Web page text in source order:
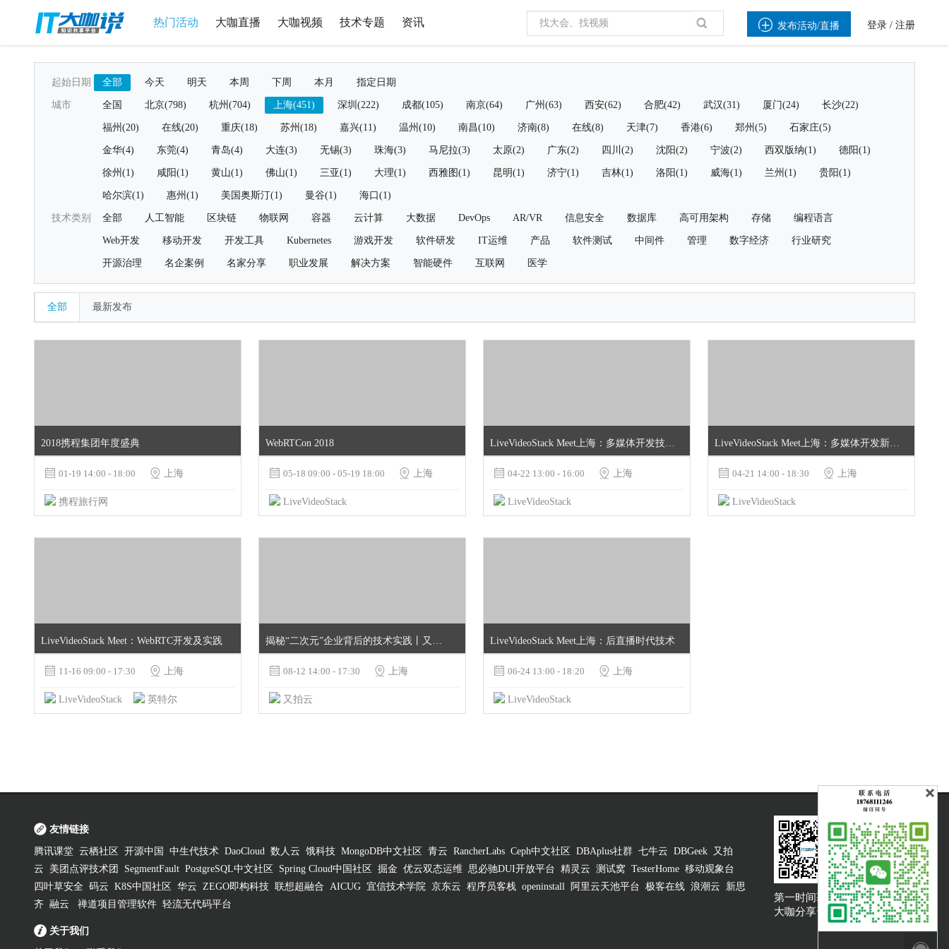
热门活动 大咖直播 大咖视频 技术专题 资讯  发布活动/直播 登录 / 注册
起始日期 全部 今天 明天 本周 下周 本月 指定日期
城市 全国 北京(798) 杭州(704) 上海(451) 深圳(222) 成都(105) 南京(64) 广州(63) 西安(62) 合肥(42) 武汉(31) 厦门(24) 长沙(22)
福州(20) 在线(20) 重庆(18) 苏州(18) 嘉兴(11) 温州(10) 南昌(10) 济南(8) 在线(8) 天津(7) 香港(6) 郑州(5) 石家庄(5)
金华(4) 东莞(4) 青岛(4) 大连(3) 无锡(3) 珠海(3) 马尼拉(3) 太原(2) 广东(2) 四川(2) 沈阳(2) 宁波(2) 西双版纳(1) 德阳(1)
徐州(1) 咸阳(1) 黄山(1) 佛山(1) 三亚(1) 大理(1) 西雅图(1) 昆明(1) 济宁(1) 吉林(1) 洛阳(1) 威海(1) 兰州(1) 贵阳(1)
哈尔滨(1) 惠州(1) 美国奥斯汀(1) 曼谷(1) 海口(1)
技术类别 全部 人工智能 区块链 物联网 容器 云计算 大数据 DevOps AR/VR 信息安全 数据库 高可用架构 存储 编程语言
Web开发 移动开发 开发工具 Kubernetes 游戏开发 软件研发 IT运维 产品 软件测试 中间件 管理 数字经济 行业研究
开源治理 名企案例 名家分享 职业发展 解决方案 智能硬件 互联网 医学
全部 最新发布
2018携程集团年度盛典
 01-19 14:00 - 18:00  上海
携程旅行网
WebRTCon 2018
 05-18 09:00 - 05-19 18:00  上海
LiveVideoStack
LiveVideoStack Meet上海：多媒体开发技术分享进阶
 04-22 13:00 - 16:00  上海
LiveVideoStack
LiveVideoStack Meet上海：多媒体开发新趋势
 04-21 14:00 - 18:30  上海
LiveVideoStack
LiveVideoStack Meet：WebRTC开发及实践
 11-16 09:00 - 17:30  上海
LiveVideoStack 英特尔
揭秘“二次元”企业背后的技术实践丨又拍云 Open Talk NO.34
 08-12 14:00 - 17:30  上海
又拍云
LiveVideoStack Meet上海：后直播时代技术
 06-24 13:00 - 18:20  上海
LiveVideoStack
友情链接
腾讯课堂 云栖社区 开源中国 中生代技术 DaoCloud 数人云 饿科技 MongoDB中文社区 青云 RancherLabs Ceph中文社区 DBAplus社群 七牛云 DBGeek
又拍
云
美团点评技术团 SegmentFault PostgreSQL中文社区 Spring Cloud中国社区 掘金 优云双态运维 思必驰DUI开放平台 精灵云 测试窝 TesterHome 移动观象台
四叶草安全 码云 K8S中国社区 华云 ZEGO即构科技 联想超融合 AICUG 宜信技术学院 京东云 程序员客栈 openinstall 阿里云天池平台 极客在线 浪潮云
新思
齐 融云 禅道项目管理软件 轻流无代码平台
关于我们
第一时间获取
大咖分享资讯
大咖说吐槽客服